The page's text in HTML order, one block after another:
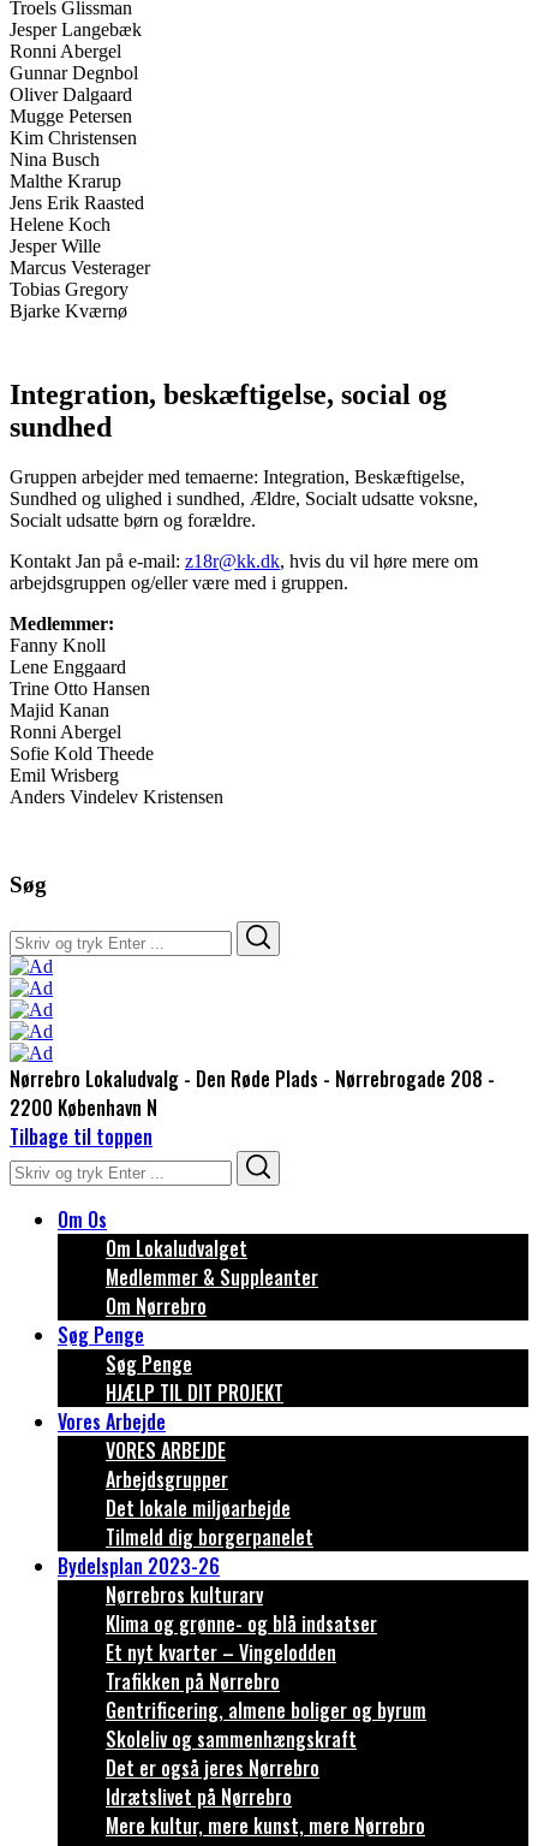
Troels Glissman
Jesper Langebæk
Ronni Abergel
Gunnar Degnbol
Oliver Dalgaard
Mugge Petersen
Kim Christensen
Nina Busch
Malthe Krarup
Jens Erik Raasted
Helene Koch
Jesper Wille
Marcus Vesterager
Tobias Gregory
Bjarke Kværnø
Integration, beskæftigelse, social og
sundhed
Gruppen arbejder med temaerne: Integration, Beskæftigelse,
Sundhed og ulighed i sundhed, Ældre, Socialt udsatte voksne,
Socialt udsatte børn og forældre.
Kontakt Jan på e-mail: z18r@kk.dk, hvis du vil høre mere om
arbejdsgruppen og/eller være med i gruppen.
Medlemmer:
Fanny Knoll
Lene Enggaard
Trine Otto Hansen
Majid Kanan
Ronni Abergel
Sofie Kold Theede
Emil Wrisberg
Anders Vindelev Kristensen
Søg
Search
for:
Nørrebro Lokaludvalg - Den Røde Plads - Nørrebrogade 208 -
2200 København N
Tilbage til toppen
Search
for:
Om Os
Om Lokaludvalget
Medlemmer & Suppleanter
Om Nørrebro
Søg Penge
Søg Penge
HJÆLP TIL DIT PROJEKT
Vores Arbejde
VORES ARBEJDE
Arbejdsgrupper
Det lokale miljøarbejde
Tilmeld dig borgerpanelet
Bydelsplan 2023-26
Nørrebros kulturarv
Klima og grønne- og blå indsatser
Et nyt kvarter – Vingelodden
Trafikken på Nørrebro
Gentrificering, almene boliger og byrum
Skoleliv og sammenhængskraft
Det er også jeres Nørrebro
Idrætslivet på Nørrebro
Mere kultur, mere kunst, mere Nørrebro